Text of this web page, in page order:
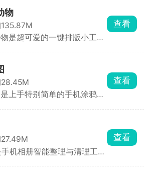
物
135.87M
是超可爱的一键排版小工
记还是旅行文案，只要打完
物，一秒生成高颜值卡片，
格式。
查看
28.45M
上手特别简单的手机涂鸦软
，画错了完全不用慌，支持
、重做，不怕一笔毁整张画。
直接保存高清图片，能存草
，开启云同步之后手机平板
查看
27.49M
机相册智能整理与清理工
查看